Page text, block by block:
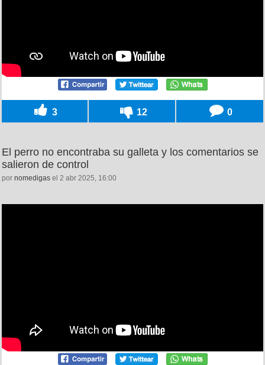
3 12 0
El perro no encontraba su galleta y los comentarios se
salieron de control
por nomedigas el 2 abr 2025, 16:00